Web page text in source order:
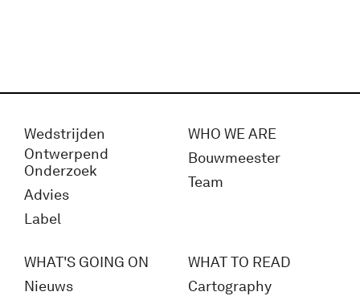
Wedstrijden
Ontwerpend
Onderzoek
Advies
Label
WHO WE ARE
Bouwmeester
Team
WHAT'S GOING ON
Nieuws
WHAT TO READ
Cartography